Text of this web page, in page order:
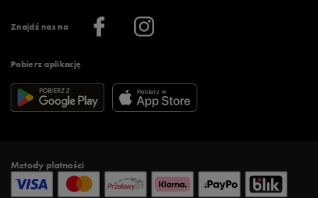
Znajdź nas na
Pobierz aplikację
Więcej regulaminów >
Informacje o firmie
Metody płatności